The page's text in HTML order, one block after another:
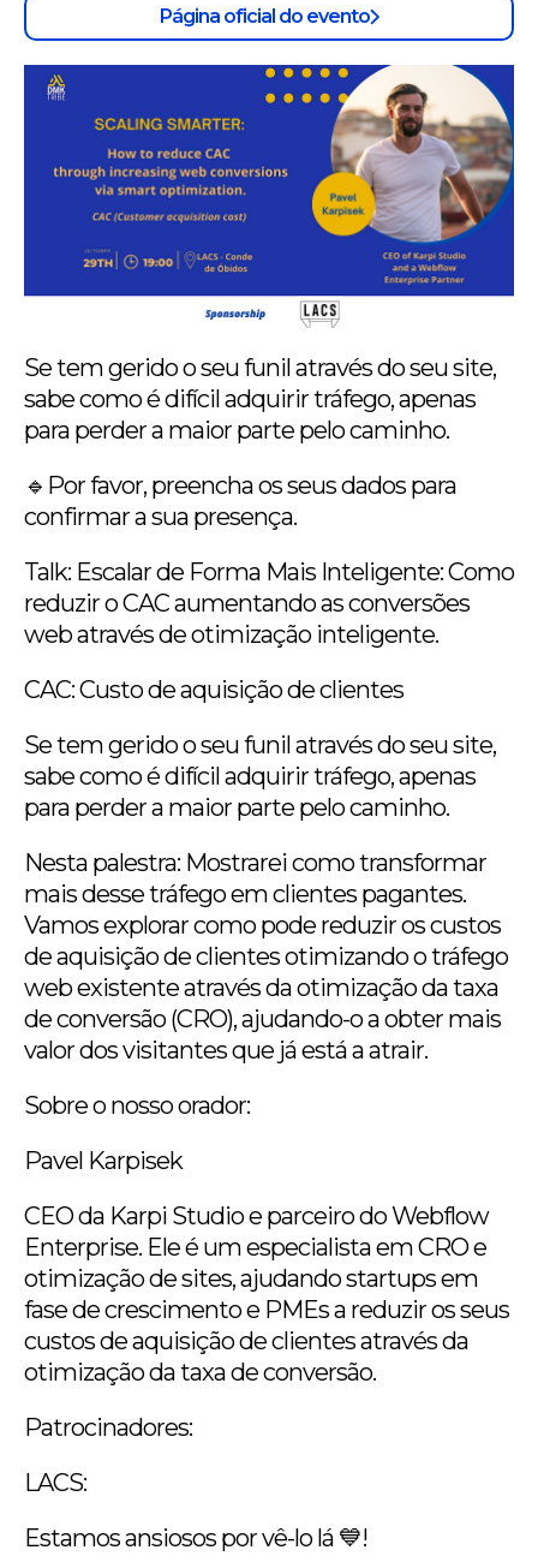
Página oficial do evento
Se tem gerido o seu funil através do seu site,
sabe como é difícil adquirir tráfego, apenas
para perder a maior parte pelo caminho.
🔹Por favor, preencha os seus dados para
confirmar a sua presença.
Talk: Escalar de Forma Mais Inteligente: Como
reduzir o CAC aumentando as conversões
web através de otimização inteligente.
CAC: Custo de aquisição de clientes
Se tem gerido o seu funil através do seu site,
sabe como é difícil adquirir tráfego, apenas
para perder a maior parte pelo caminho.
Nesta palestra: Mostrarei como transformar
mais desse tráfego em clientes pagantes.
Vamos explorar como pode reduzir os custos
de aquisição de clientes otimizando o tráfego
web existente através da otimização da taxa
de conversão (CRO), ajudando-o a obter mais
valor dos visitantes que já está a atrair.
Sobre o nosso orador:
Pavel Karpisek
CEO da Karpi Studio e parceiro do Webflow
Enterprise. Ele é um especialista em CRO e
otimização de sites, ajudando startups em
fase de crescimento e PMEs a reduzir os seus
custos de aquisição de clientes através da
otimização da taxa de conversão.
Patrocinadores:
LACS:
Estamos ansiosos por vê-lo lá 💙!